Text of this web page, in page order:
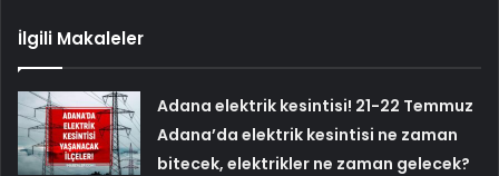
İlgili Makaleler
Adana elektrik kesintisi! 21-22 Temmuz
Adana’da elektrik kesintisi ne zaman
bitecek, elektrikler ne zaman gelecek?